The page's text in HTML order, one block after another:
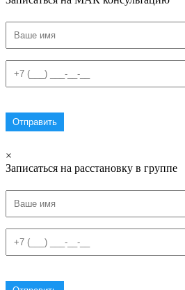
×
Записаться на расстановку в группе